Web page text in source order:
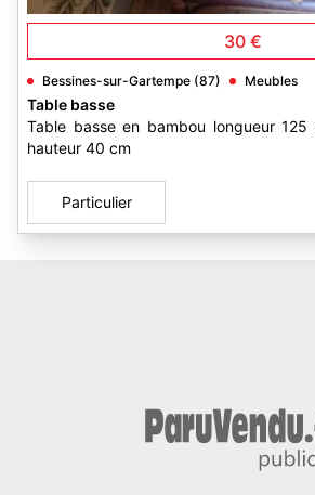
30 €
Bessines-sur-Gartempe (87) Meubles
Table basse
Table basse en bambou longueur
hauteur 40 cm
Particulier